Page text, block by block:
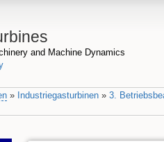
and Machine Dynamics
» Industriegasturbinen» 3.